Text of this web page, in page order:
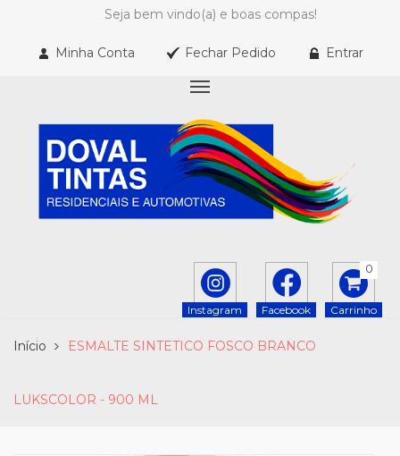
Seja bem vindo(a) e boas compas!
Minha Conta Fechar Pedido Entrar
Carrinho
0
Facebook
Instagram
Início ESMALTE SINTETICO FOSCO BRANCO
LUKSCOLOR - 900 ML